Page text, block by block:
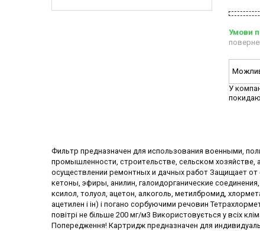
У
Фильтр предназначен для использования военными,
промышленности, строительстве, сельском хозяйстве,
осуществлении ремонтных и дачных работ Защищает от
кетоны, эфиры, анилин, галоидорганические
ксилол, толуол, ацетон, алкоголь, метилбромид,
ацетилен і ін) і погано сорбуючими речовин
повітрі не більше 200 мг/м3 Використовується у всіх
Попередження! Картридж предназначен для